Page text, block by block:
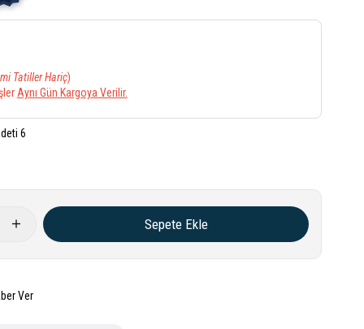
Tatiller Hariç)
Aynı Gün Kargoya Verilir.
6
Ver